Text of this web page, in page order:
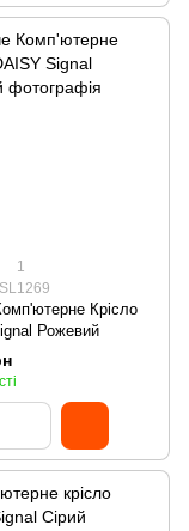
1
Крісло
Рожевий